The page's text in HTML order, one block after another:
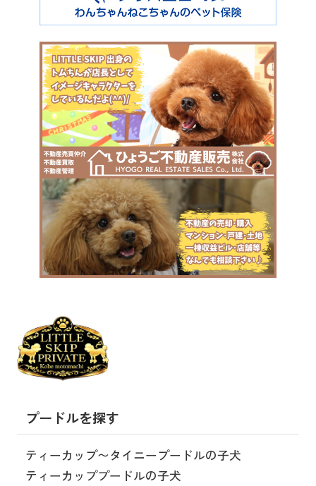
プードルを探す
ティーカップ〜タイニープードルの子犬
ティーカッププードルの子犬